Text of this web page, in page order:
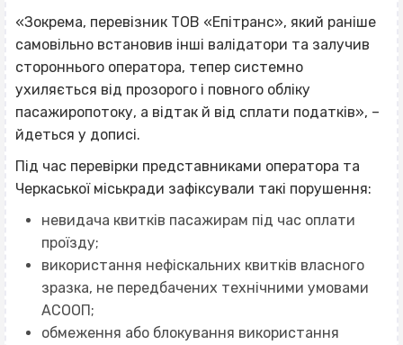
«Зокрема, перевізник ТОВ «Епітранс», який раніше
самовільно встановив інші валідатори та залучив
стороннього оператора, тепер системно
ухиляється від прозорого і повного обліку
пасажиропотоку, а відтак й від сплати податків», –
йдеться у дописі.
Під час перевірки представниками оператора та
Черкаської міськради зафіксували такі порушення:
невидача квитків пасажирам під час оплати
проїзду;
використання нефіскальних квитків власного
зразка, не передбачених технічними умовами
АСООП;
обмеження або блокування використання